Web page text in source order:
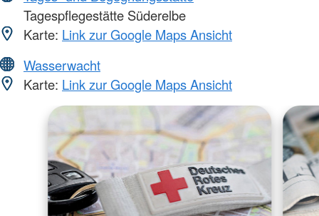
Tagespflegestätte Süderelbe
Karte: Link zur Google Maps Ansicht
Wasserwacht
Karte: Link zur Google Maps Ansicht